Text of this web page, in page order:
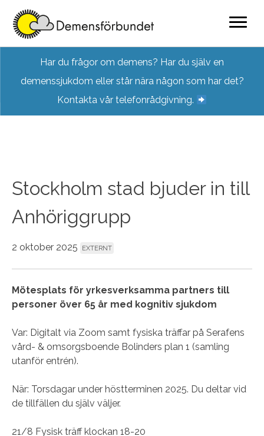
content
Har du frågor om demens? Har du själv en
demenssjukdom eller står nära någon som har det?
Kontakta vår telefonrådgivning.
Stockholm stad bjuder in till
Anhöriggrupp
2 oktober 2025 EXTERNT
Mötesplats för yrkesverksamma partners till
personer över 65 år med kognitiv sjukdom
Var: Digitalt via Zoom samt fysiska träffar på Serafens
vård- & omsorgsboende Bolinders plan 1 (samling
utanför entrén).
När: Torsdagar under höstterminen 2025. Du deltar vid
de tillfällen du själv väljer.
21/8 Fysisk träff klockan 18-20